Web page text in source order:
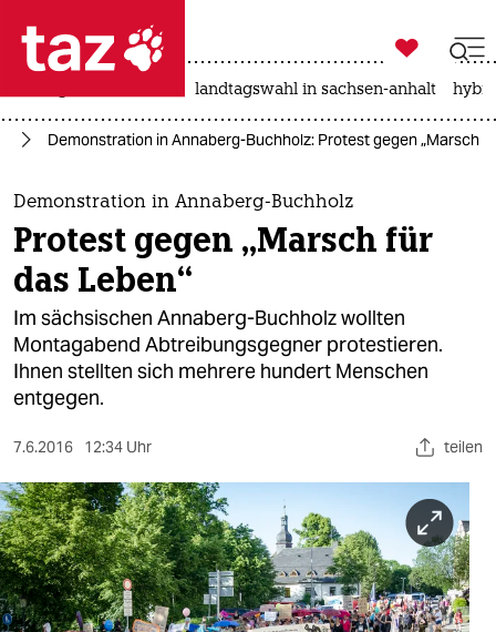
 taz zahl ich
taz zahl ich
themen
politik
öko
gesellschaft
kultur
sport
berlin
nord
wahrheit

taz zahl ich
landtagswahl in sachsen-anhalt
Demonstration in Annaberg-Buchholz: Protest gegen „Marsch
Demonstration in Annaberg-Buchholz
Protest gegen „Marsch für
das Leben“
Im sächsischen Annaberg-Buchholz wollten
Montagabend Abtreibungsgegner protestieren.
Ihnen stellten sich mehrere hundert Menschen
entgegen.
7.6.2016 12:34 Uhr teilen